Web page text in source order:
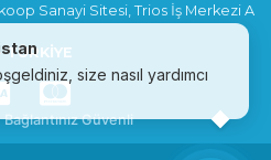
Sanayi Sitesi, Trios İş Merkezi A
Güvenli
stan
şgeldiniz size nasıl yardımcı